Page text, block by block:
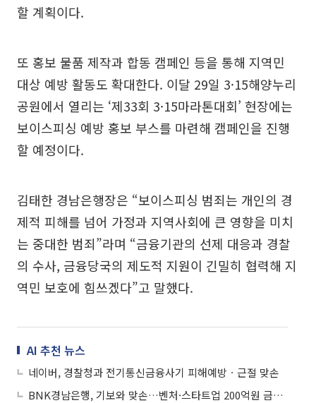
할 계획이다.
또 홍보 물품 제작과 합동 캠페인 등을 통해 지역민
대상 예방 활동도 확대한다. 이달 29일 3·15해양누리
공원에서 열리는 ‘제33회 3·15마라톤대회’ 현장에는
보이스피싱 예방 홍보 부스를 마련해 캠페인을 진행
할 예정이다.
김태한 경남은행장은 “보이스피싱 범죄는 개인의 경
제적 피해를 넘어 가정과 지역사회에 큰 영향을 미치
는 중대한 범죄”라며 “금융기관의 선제 대응과 경찰
의 수사, 금융당국의 제도적 지원이 긴밀히 협력해 지
역민 보호에 힘쓰겠다”고 말했다.
AI 추천 뉴스
네이버, 경찰청과 전기통신금융사기 피해예방ㆍ근절 맞손
BNK경남은행, 기보와 맞손…벤처·스타트업 200억원 금융 지원